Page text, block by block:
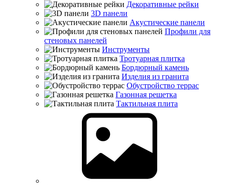
Декоративные рейки
3D панели
Акустические панели
Профили для
стеновых панелей
Инструменты
Тротуарная плитка
Бордюрный камень
Изделия из гранита
Обустройство террас
Газонная решетка
Тактильная плита